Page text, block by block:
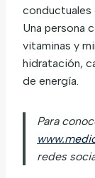
conductuales
Una persona
vitaminas y
hidratación,
de energía.
Para
redes